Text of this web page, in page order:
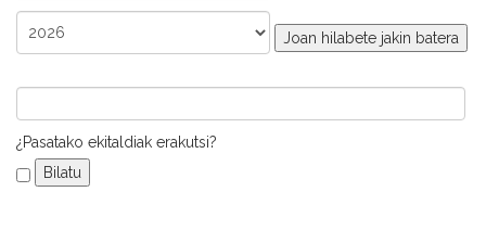
Joan hilabete jakin batera
¿Pasatako ekitaldiak erakutsi?